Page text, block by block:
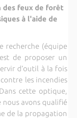
des feux de forêt
à l'aide de
recherche (équipe
de proposer un
d’outil à la fois
les incendies
cette optique,
nous avons qualifié
de la propagation